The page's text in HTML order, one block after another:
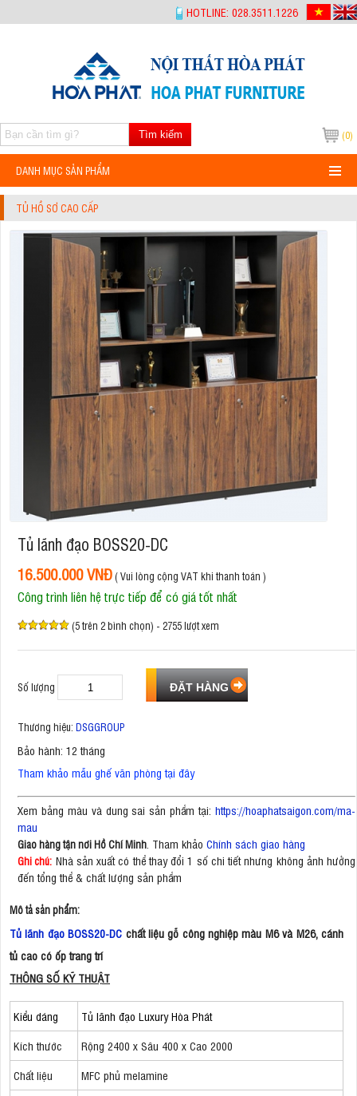
HOTLINE: 028.3511.1226
(0)
Tìm kiếm
DANH MỤC SẢN PHẨM
TỦ HỒ SƠ CAO CẤP
Tủ lãnh đạo BOSS20-DC
16.500.000 VNĐ( Vui lòng cộng VAT khi thanh toán )
Công trình liên hệ trực tiếp để có giá tốt nhất
(5 trên 2 bình chọn) - 2755 lượt xem
Số lượng
Thương hiệu: DSGGROUP
Bảo hành: 12 tháng
Tham khảo mẫu ghế văn phòng tại đây
Xem bảng màu và dung sai sản phẩm tại: https://hoaphatsaigon.com/ma-
mau
Giao hàng tận nơi Hồ Chí Minh . Tham khảo Chính sách giao hàng
Ghi chú: Nhà sản xuất có thể thay đổi 1 số chi tiết nhưng không ảnh hưởng
đến tổng thể & chất lượng sản phẩm
Mô tả sản phẩm:
Tủ lãnh đạo BOSS20-DC chất liệu gỗ công nghiệp màu M6 và M26, cánh
tủ cao có ốp trang trí
THÔNG SỐ KỸ THUẬT
Kiểu dáng
Tủ lãnh đạo Luxury Hòa Phát
Kích thước
Rộng 2400 x Sâu 400 x Cao 2000
Chất liệu
MFC phủ melamine